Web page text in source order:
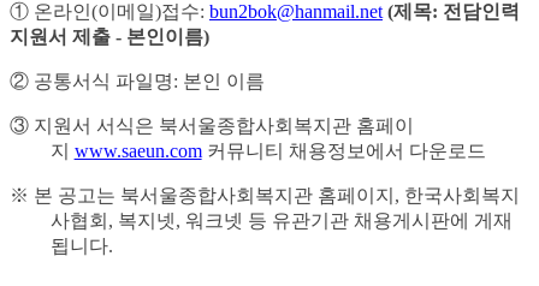
① 온라인(이메일)접수: bun2bok@hanmail.net (제목: 전담인력
지원서 제출 - 본인이름)
② 공통서식 파일명: 본인 이름
③ 지원서 서식은 북서울종합사회복지관 홈페이
지 www.saeun.com 커뮤니티 채용정보에서 다운로드
※ 본 공고는 북서울종합사회복지관 홈페이지 , 한국사회복지
사협회 , 복지넷, 워크넷 등 유관기관 채용게시판에 게재
됩니다.